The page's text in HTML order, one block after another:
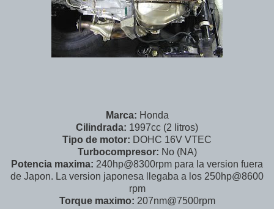
Marca: Honda
Cilindrada: 1997cc (2 litros)
Tipo de motor: DOHC 16V VTEC
Turbocompresor: No (NA)
Potencia maxima: 240hp@8300rpm para la version fuera
de Japon. La version japonesa llegaba a los 250hp@8600
rpm
Torque maximo: 207nm@7500rpm